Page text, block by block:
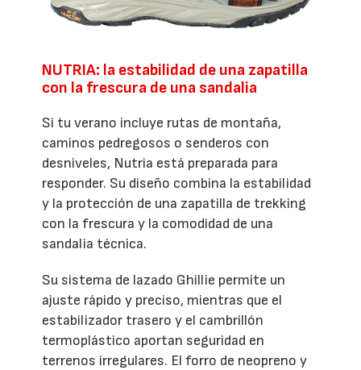
NUTRIA: la estabilidad de una zapatilla
con la frescura de una sandalia
Si tu verano incluye rutas de montaña,
caminos pedregosos o senderos con
desniveles, Nutria está preparada para
responder. Su diseño combina la estabilidad
y la protección de una zapatilla de trekking
con la frescura y la comodidad de una
sandalia técnica.
Su sistema de lazado Ghillie permite un
ajuste rápido y preciso, mientras que el
estabilizador trasero y el cambrillón
termoplástico aportan seguridad en
terrenos irregulares. El forro de neopreno y